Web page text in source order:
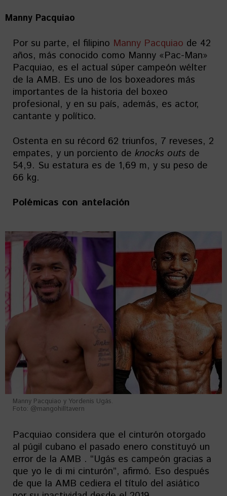
Manny Pacquiao
Por su parte, el filipino Manny Pacquiao de 42
años, más conocido como Manny «Pac-Man»
Pacquiao, es el actual súper campeón wélter
de la AMB. Es uno de los boxeadores más
importantes de la historia del boxeo
profesional, y en su país, además, es actor,
cantante y político.
Ostenta en su récord 62 triunfos, 7 reveses, 2
empates, y un porciento de knocks outs de
54,9. Su estatura es de 1,69 m, y su peso de
66 kg.
Polémicas con antelación
Manny Pacquiao y Yordenis Ugás.
Foto: @mangohilltavern
Pacquiao considera que el cinturón otorgado
al púgil cubano el pasado enero constituyó un
error de la AMB . “Ugás es campeón gracias a
que yo le di mi cinturón”, afirmó. Eso después
de que la AMB cediera el título del asiático